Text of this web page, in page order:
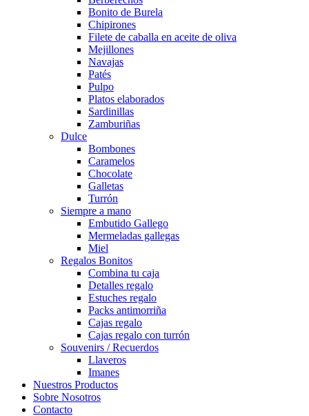
Bonito de Burela
Chipirones
Filete de caballa en aceite de oliva
Mejillones
Navajas
Patés
Pulpo
Platos elaborados
Sardinillas
Zamburiñas
Dulce
Bombones
Caramelos
Chocolate
Galletas
Turrón
Siempre a mano
Embutido Gallego
Mermeladas gallegas
Miel
Regalos Bonitos
Combina tu caja
Detalles regalo
Estuches regalo
Packs antimorriña
Cajas regalo
Cajas regalo con turrón
Souvenirs / Recuerdos
Llaveros
Imanes
Nuestros Productos
Sobre Nosotros
Contacto